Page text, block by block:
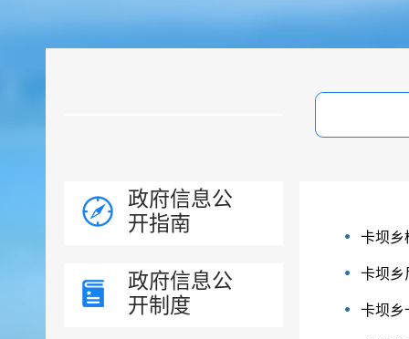
政府信息公
开指南
政府信息公
开制度
卡坝乡
卡坝乡
卡坝乡